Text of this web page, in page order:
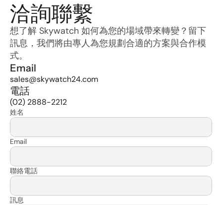
洽詢聯繫
想了解 Skywatch 如何為您的場域帶來轉變？留下
訊息，我們將由專人為您規劃合適的方案與合作模
式。
Email
sales@skywatch24.com
電話
(02) 2888-2212
姓名
Email
聯絡電話
訊息